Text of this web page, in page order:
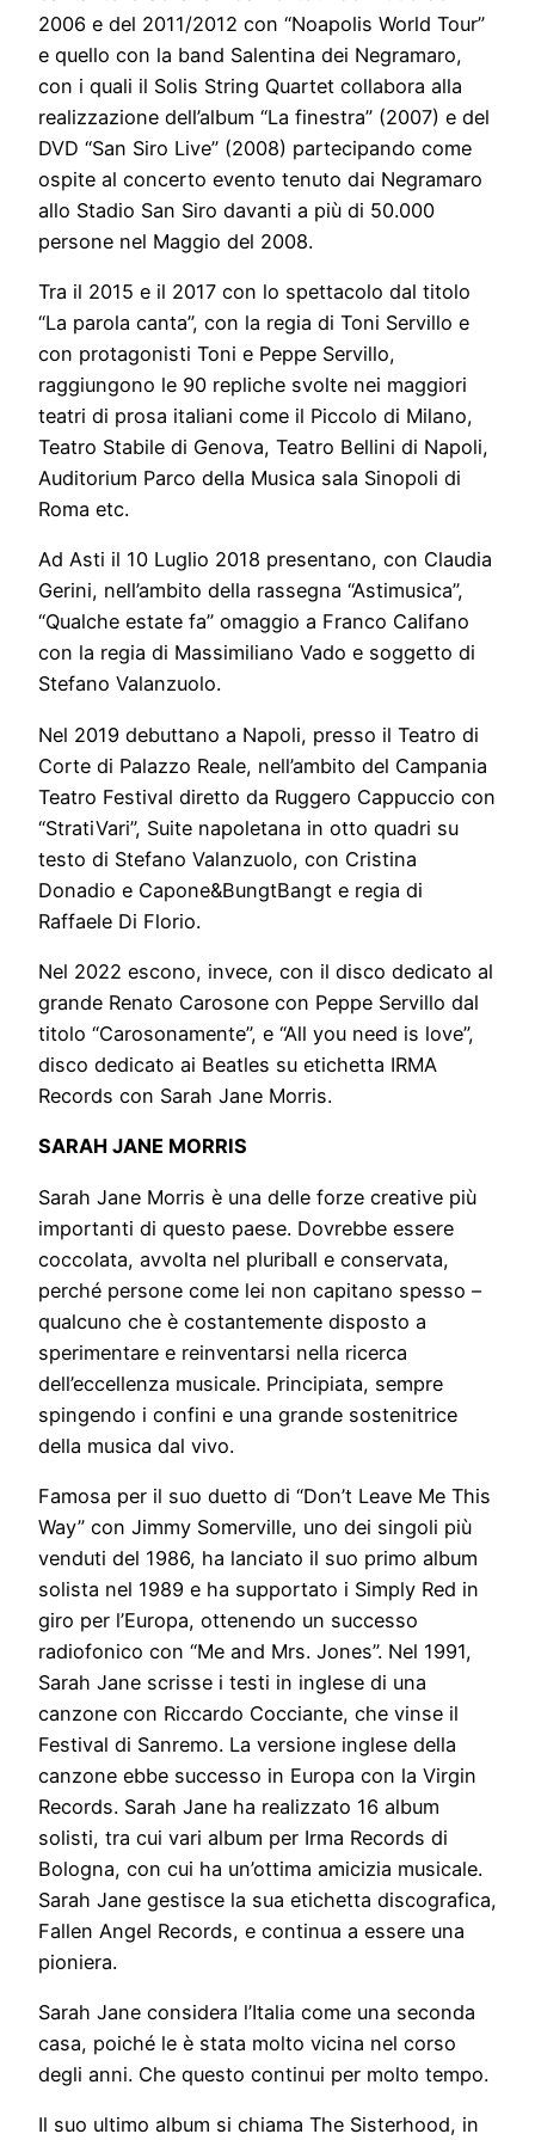
2006 e del 2011/2012 con “Noapolis World Tour”
e quello con la band Salentina dei Negramaro,
con i quali il Solis String Quartet collabora alla
realizzazione dell’album “La finestra” (2007) e del
DVD “San Siro Live” (2008) partecipando come
ospite al concerto evento tenuto dai Negramaro
allo Stadio San Siro davanti a più di 50.000
persone nel Maggio del 2008.
Tra il 2015 e il 2017 con lo spettacolo dal titolo
“La parola canta”, con la regia di Toni Servillo e
con protagonisti Toni e Peppe Servillo,
raggiungono le 90 repliche svolte nei maggiori
teatri di prosa italiani come il Piccolo di Milano,
Teatro Stabile di Genova, Teatro Bellini di Napoli,
Auditorium Parco della Musica sala Sinopoli di
Roma etc.
Ad Asti il 10 Luglio 2018 presentano, con Claudia
Gerini, nell’ambito della rassegna “Astimusica”,
“Qualche estate fa” omaggio a Franco Califano
con la regia di Massimiliano Vado e soggetto di
Stefano Valanzuolo.
Nel 2019 debuttano a Napoli, presso il Teatro di
Corte di Palazzo Reale, nell’ambito del Campania
Teatro Festival diretto da Ruggero Cappuccio con
“StratiVari”, Suite napoletana in otto quadri su
testo di Stefano Valanzuolo, con Cristina
Donadio e Capone&BungtBangt e regia di
Raffaele Di Florio.
Nel 2022 escono, invece, con il disco dedicato al
grande Renato Carosone con Peppe Servillo dal
titolo “Carosonamente”, e “All you need is love”,
disco dedicato ai Beatles su etichetta IRMA
Records con Sarah Jane Morris.
SARAH JANE MORRIS
Sarah Jane Morris è una delle forze creative più
importanti di questo paese. Dovrebbe essere
coccolata, avvolta nel pluriball e conservata,
perché persone come lei non capitano spesso –
qualcuno che è costantemente disposto a
sperimentare e reinventarsi nella ricerca
dell’eccellenza musicale. Principiata, sempre
spingendo i confini e una grande sostenitrice
della musica dal vivo.
Famosa per il suo duetto di “Don’t Leave Me This
Way” con Jimmy Somerville, uno dei singoli più
venduti del 1986, ha lanciato il suo primo album
solista nel 1989 e ha supportato i Simply Red in
giro per l’Europa, ottenendo un successo
radiofonico con “Me and Mrs. Jones”. Nel 1991,
Sarah Jane scrisse i testi in inglese di una
canzone con Riccardo Cocciante, che vinse il
Festival di Sanremo. La versione inglese della
canzone ebbe successo in Europa con la Virgin
Records. Sarah Jane ha realizzato 16 album
solisti, tra cui vari album per Irma Records di
Bologna, con cui ha un’ottima amicizia musicale.
Sarah Jane gestisce la sua etichetta discografica,
Fallen Angel Records, e continua a essere una
pioniera.
Sarah Jane considera l’Italia come una seconda
casa, poiché le è stata molto vicina nel corso
degli anni. Che questo continui per molto tempo.
Il suo ultimo album si chiama The Sisterhood, in